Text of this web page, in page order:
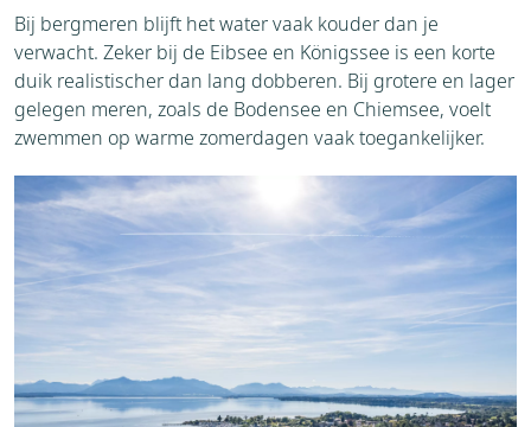
Bij bergmeren blijft het water vaak kouder dan je
verwacht. Zeker bij de Eibsee en Königssee is een korte
duik realistischer dan lang dobberen. Bij grotere en lager
gelegen meren, zoals de Bodensee en Chiemsee, voelt
zwemmen op warme zomerdagen vaak toegankelijker.